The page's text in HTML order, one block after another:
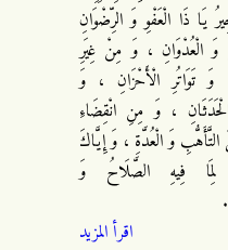
يَا ذَا الْعَفْوِ وَ الرِّضْوَانِ
وَ الْعُدْوَانِ ، وَ مِنْ غِيَرِ
وَ تَوَاتُرِ الْأَحْزَانِ ، وَ
، وَ مِنِ انْقِضَاءِ
التَّأَهُّبِ وَ الْعُدَّةِ ، وَ إِيَّاكَ
لِمَا فِيهِ الصَّلَاحُ وَ
اقرأ المزيد